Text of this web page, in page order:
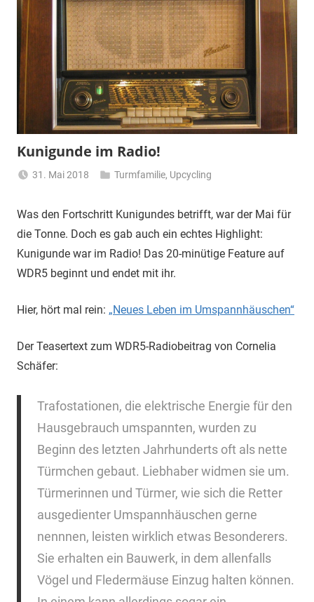
Kunigunde im Radio!
31. Mai 2018
Dani
Turmfamilie, Upcycling
Was den Fortschritt Kunigundes betrifft, war der Mai für
die Tonne. Doch es gab auch ein echtes Highlight:
Kunigunde war im Radio! Das 20-minütige Feature auf
WDR5 beginnt und endet mit ihr.
Hier, hört mal rein: „Neues Leben im Umspannhäuschen“
Der Teasertext zum WDR5-Radiobeitrag von Cornelia
Schäfer:
Trafostationen, die elektrische Energie für den
Hausgebrauch umspannten, wurden zu
Beginn des letzten Jahrhunderts oft als nette
Türmchen gebaut. Liebhaber widmen sie um.
Türmerinnen und Türmer, wie sich die Retter
ausgedienter Umspannhäuschen gerne
nennnen, leisten wirklich etwas Besonderers.
Sie erhalten ein Bauwerk, in dem allenfalls
Vögel und Fledermäuse Einzug halten können.